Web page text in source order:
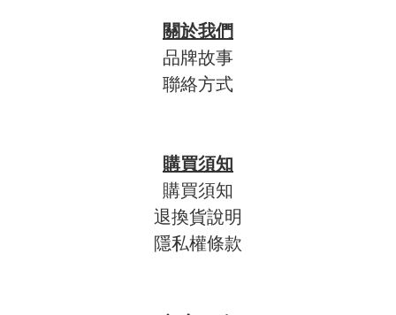
關於我們
品牌故事
聯絡方式
購買須知
購買須知
退換貨說明
隱私權條款